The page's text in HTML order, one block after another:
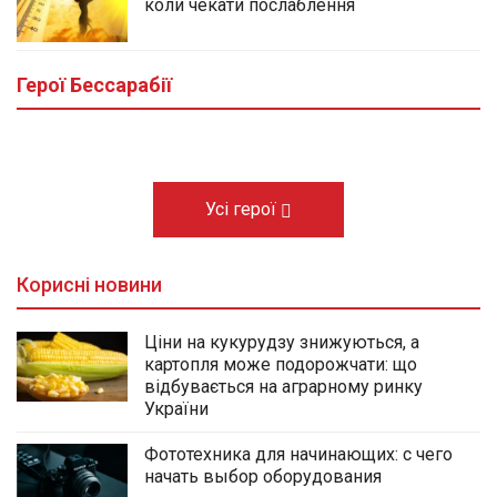
коли чекати послаблення
Герої Бессарабії
У центральному сквері Болграда
облаштовують Алею Слави полеглих
Героїв громади
03.08.2026
Усі герої
Корисні новини
Ціни на кукурудзу знижуються, а
картопля може подорожчати: що
відбувається на аграрному ринку
України
Фототехника для начинающих: с чего
начать выбор оборудования